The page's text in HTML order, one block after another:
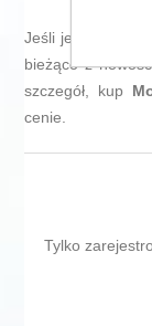
Jeśli jesteś
bieżąco z
szczegół, kup
cenie.
Tylko